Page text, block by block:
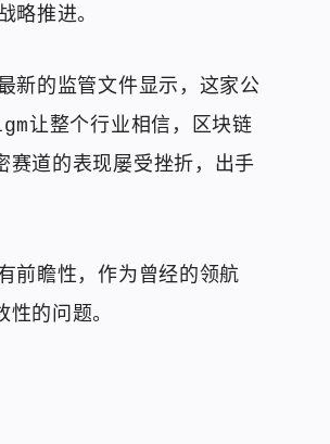
推进。
新的监管文件显示，这家公
让整个行业相信，区块链
道的表现屡受挫折，出手
前瞻性，作为曾经的领航
的问题。